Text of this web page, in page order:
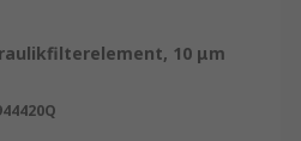
10 μm